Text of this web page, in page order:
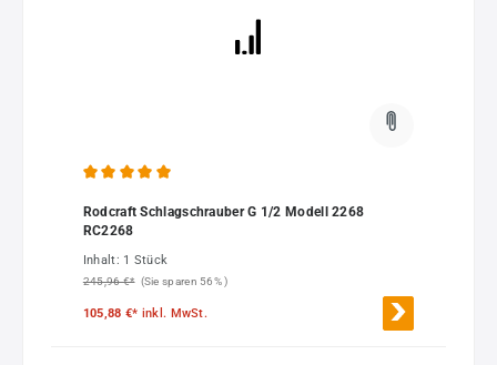
Rodcraft Schlagschrauber G 1/2 Modell 2268
RC2268
Inhalt: 1 Stück
245,96 €* (Sie sparen 56% )
105,88 €* inkl. MwSt.